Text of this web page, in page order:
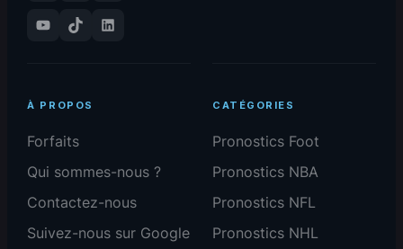
YouTube
TikTok LinkedIn
À PROPOS
Forfaits
Qui sommes-nous ?
Contactez-nous
Suivez-nous sur Google
CATÉGORIES
Pronostics Foot
Pronostics NBA
Pronostics NFL
Pronostics NHL